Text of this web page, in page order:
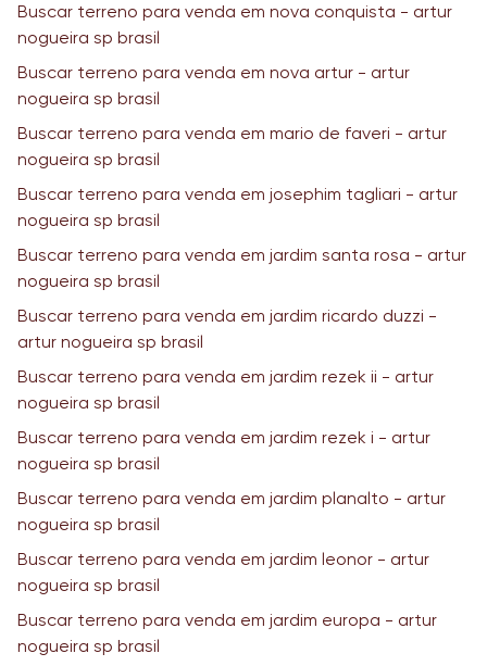
Buscar terreno para venda em nova conquista - artur
nogueira sp brasil
Buscar terreno para venda em nova artur - artur
nogueira sp brasil
Buscar terreno para venda em mario de faveri - artur
nogueira sp brasil
Buscar terreno para venda em josephim tagliari - artur
nogueira sp brasil
Buscar terreno para venda em jardim santa rosa - artur
nogueira sp brasil
Buscar terreno para venda em jardim ricardo duzzi -
artur nogueira sp brasil
Buscar terreno para venda em jardim rezek ii - artur
nogueira sp brasil
Buscar terreno para venda em jardim rezek i - artur
nogueira sp brasil
Buscar terreno para venda em jardim planalto - artur
nogueira sp brasil
Buscar terreno para venda em jardim leonor - artur
nogueira sp brasil
Buscar terreno para venda em jardim europa - artur
nogueira sp brasil